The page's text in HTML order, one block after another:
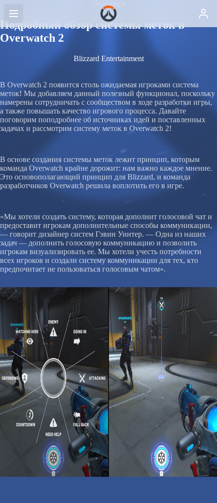
Overwatch
Подробный обзор системы меток в
Overwatch 2
Blizzard Entertainment
В Overwatch 2 появится столь ожидаемая игроками система
меток! Мы добавляем данный полезный функционал, поскольку
намерены сотрудничать с сообществом в ходе разработки игры,
а также повышать качество игрового процесса. Давайте
поговорим поподробнее об источниках идей и поставленных
задачах и рассмотрим систему меток в Overwatch 2!
В основе создания системы меток лежит принцип, которым
команда Overwatch крайне дорожит: нам важно каждое мнение.
Это основополагающий принцип для Blizzard, и команда
разработчиков Overwatch решила воплотить его в игре.
«Мы хотели создать систему, которая дополнит голосовой чат и
предоставит игрокам дополнительные способы коммуникации,
— говорит дизайнер систем Гэвин Уинтер. — Одна из наших
задач — дополнить голосовую коммуникацию и позволить
игрокам визуализировать ее. Мы хотели учесть потребности
всех игроков и создали систему коммуникации для тех, кто
предпочитает не пользоваться голосовым чатом».